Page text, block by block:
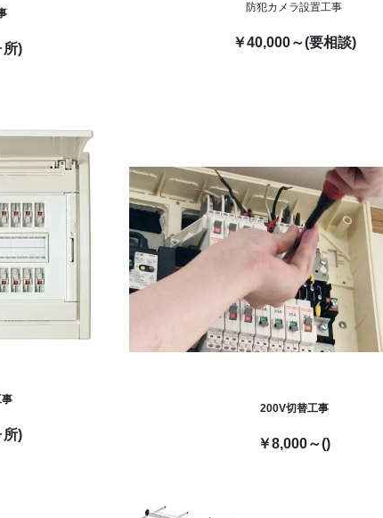
所)
防犯カメラ設置工事
￥40,000～(要相談)
事
所)
200V切替工事
￥8,000～()